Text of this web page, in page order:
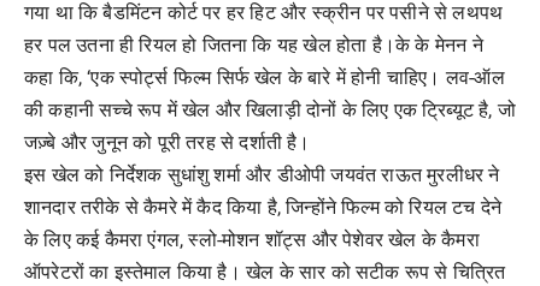
गया था कि बैडमिंटन कोर्ट पर हर हिट और स्क्रीन पर पसीने से लथपथ
हर पल उतना ही रियल हो जितना कि यह खेल होता है।के के मेनन ने
कहा कि, ‘एक स्पोर्ट्स फिल्म सिर्फ खेल के बारे में होनी चाहिए। लव-ऑल
की कहानी सच्चे रूप में खेल और खिलाड़ी दोनों के लिए एक ट्रिब्यूट है, जो
जज़्बे और जुनून को पूरी तरह से दर्शाती है।
इस खेल को निर्देशक सुधांशु शर्मा और डीओपी जयवंत राऊत मुरलीधर ने
शानदार तरीके से कैमरे में कैद किया है, जिन्होंने फिल्म को रियल टच देने
के लिए कई कैमरा एंगल, स्लो-मोशन शॉट्स और पेशेवर खेल के कैमरा
ऑपरेटरों का इस्तेमाल किया है। खेल के सार को सटीक रूप से चित्रित